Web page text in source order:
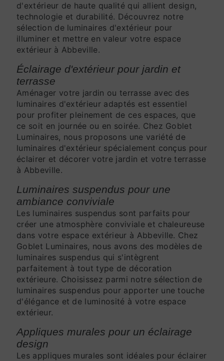
d'extérieur de haute qualité qui allient design,
technologie et durabilité. Découvrez notre
sélection de luminaires d'extérieur pour
illuminer et mettre en valeur votre espace
extérieur à Abbeville.
Éclairage d'extérieur pour jardin et
terrasse
Aménager votre jardin ou terrasse avec des
luminaires d'extérieur adaptés est essentiel
pour profiter pleinement de ces espaces, que
ce soit en journée ou en soirée. Chez Goblet
Luminaires, nous proposons une variété de
luminaires d'extérieur spécialement conçus pour
éclairer et décorer votre jardin et votre terrasse
à Abbeville.
Luminaires suspendus pour une
ambiance conviviale
Les luminaires suspendus sont parfaits pour
créer une atmosphère conviviale et chaleureuse
dans votre espace extérieur à Abbeville. Chez
Goblet Luminaires, nous avons des modèles de
luminaires suspendus qui s'intègrent
parfaitement à tout type de décoration
extérieure. Choisissez parmi notre sélection de
luminaires suspendus pour apporter une touche
d'élégance et de luminosité à votre espace
extérieur.
Appliques murales pour un éclairage
design
Les appliques murales sont idéales pour éclairer